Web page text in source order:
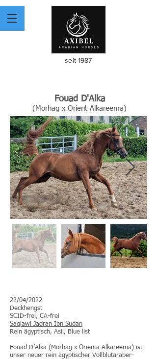
seit 1987
Fouad D'Alka
(Morhag x Orient Alkareema)
22/04/2022
Deckhengst
SCID-frei, CA-frei
Saqlawi Jadran Ibn Sudan
Rein ägyptisch, Asil, Blue list
Fouad D’Alka (Morhag x Orienta Alkareema) ist
unser neuer rein ägyptischer Vollblutaraber-